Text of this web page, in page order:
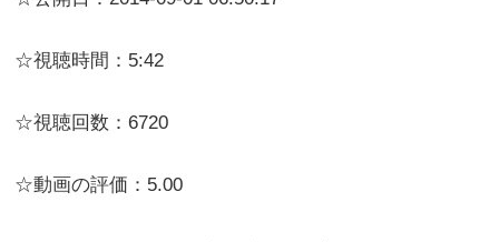
☆視聴時間：5:42
☆視聴回数：6720
☆動画の評価：5.00